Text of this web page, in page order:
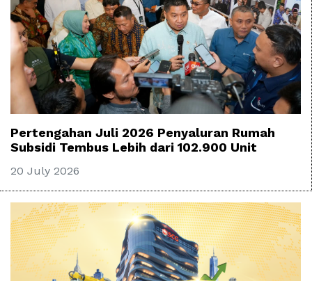
Pertengahan Juli 2026 Penyaluran Rumah
Subsidi Tembus Lebih dari 102.900 Unit
20 July 2026